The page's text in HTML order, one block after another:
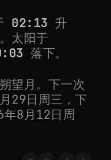
02:13 升
太阳于
落下。
望月。下一次
29日周三 ，下
年8月12日周